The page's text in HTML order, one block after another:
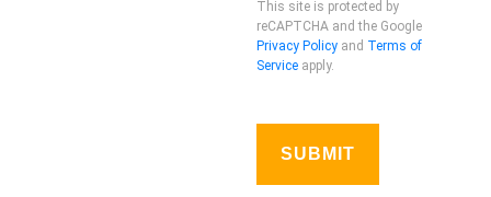
This site is protected by
reCAPTCHA and the Google
Privacy Policy and Terms of
Service apply.